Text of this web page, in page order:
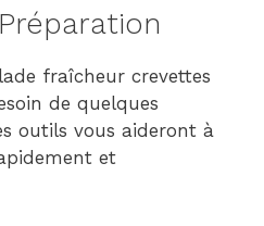
fraîcheur crevettes
de quelques
outils vous aideront à
et